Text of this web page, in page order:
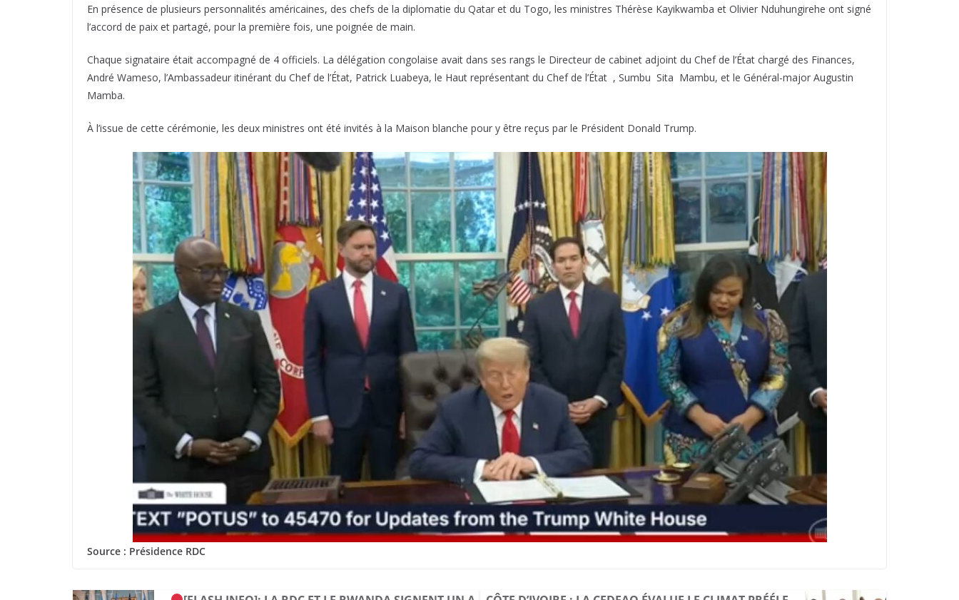
En présence de plusieurs personnalités américaines, des chefs de la diplomatie du Qatar et du Togo, les ministres Thérèse Kayikwamba et Olivier Nduhungirehe ont signé
l’accord de paix et partagé, pour la première fois, une poignée de main.
Chaque signataire était accompagné de 4 officiels. La délégation congolaise avait dans ses rangs le Directeur de cabinet adjoint du Chef de l’État chargé des Finances,
André Wameso, l’Ambassadeur itinérant du Chef de l’État, Patrick Luabeya, le Haut représentant du Chef de l’État , Sumbu Sita Mambu, et le Général-major Augustin
Mamba.
À l’issue de cette cérémonie, les deux ministres ont été invités à la Maison blanche pour y être reçus par le Président Donald Trump.
Source : Présidence RDC